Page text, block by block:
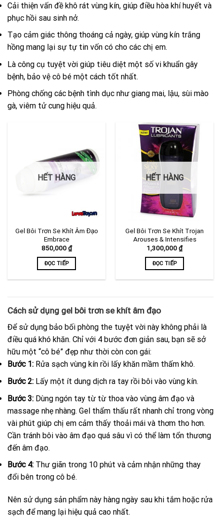
Cải thiện vấn đề khô rát vùng kín, giúp điều hòa khí huyết và
phục hồi sau sinh nở.
Tạo cảm giác thông thoáng cả ngày, giúp vùng kín trắng
hồng mang lại sự tự tin vốn có cho các chị em.
Là công cụ tuyệt vời giúp tiêu diệt một số vi khuẩn gây
bệnh, bảo vệ cô bé một cách tốt nhất.
Phòng chống các bệnh tình dục như giang mai, lậu, sùi mào
gà, viêm tử cung hiệu quả.
HẾT HÀNG
Gel Bôi Trơn Se Khít Âm Đạo
Embrace
850,000₫
ĐỌC TIẾP
HẾT HÀNG
Gel Bôi Trơn Se Khít Trojan
Arouses & Intensifies
1,300,000₫
ĐỌC TIẾP
Cách sử dụng gel bôi trơn se khít âm đạo
Để sử dụng bảo bối phòng the tuyệt vời này không phải là
điều quá khó khăn. Chỉ với 4 bước đơn giản sau, bạn sẽ sở
hữu một “cô bé” đẹp như thời còn con gái:
Bước 1: Rửa sạch vùng kín rồi lấy khăn mầm thấm khô.
Bước 2: Lấy một ít dung dịch ra tay rồi bôi vào vùng kín.
Bước 3: Dùng ngón tay từ từ thoa vào vùng âm đạo và
massage nhẹ nhàng. Gel thẩm thấu rất nhanh chỉ trong vòng
vài phút giúp chị em cảm thấy thoải mái và thơm tho hơn.
Cần tránh bôi vào âm đạo quá sâu vì có thể làm tổn thương
đến âm đạo.
Bước 4: Thư giãn trong 10 phút và cảm nhận những thay
đổi bên trong cô bé.
Nên sử dụng sản phẩm này hàng ngày sau khi tắm hoặc rửa
sạch để mang lại hiệu quả cao nhất.